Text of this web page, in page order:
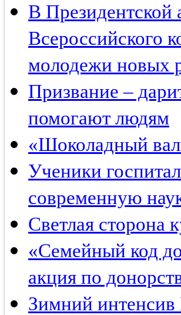
В Президентской
Всероссийского
молодежи новых
Призвание –
помогают людям
«Шоколадный
Ученики
современную
Светлая сторона
«Семейный код
акция по
Зимний